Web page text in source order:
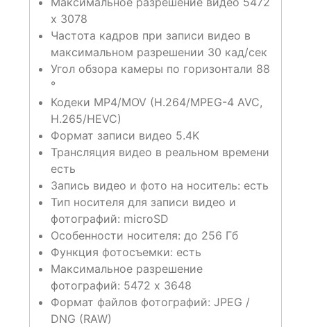
х 3078
Частота кадров при записи видео в
максимальном разрешении 30 кад/сек
Угол обзора камеры по горизонтали 88
°
Кодеки MP4/MOV (H.264/MPEG-4 AVC,
H.265/HEVC)
Формат записи видео 5.4K
Трансляция видео в реальном времени
есть
Запись видео и фото на носитель: есть
Тип носителя для записи видео и
фотографий: microSD
Особенности носителя: до 256 Гб
Функция фотосъемки: есть
Максимальное разрешение
фотографий: 5472 х 3648
Формат файлов фотографий: JPEG /
DNG (RAW)